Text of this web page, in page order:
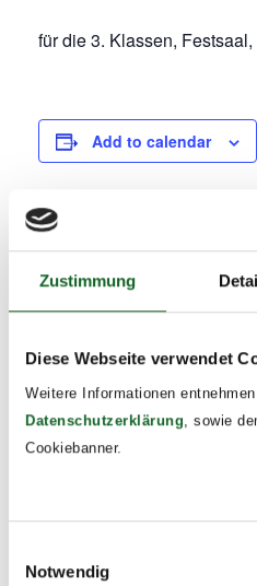
Zustimmung
Diese Webseite verwendet
Weitere Informationen
Datenschutzerklärung, sowie
Cookiebanner.
Notwendig
für die 3. Klassen, Festsaal,
Add to calendar
Date:
April 29
Time:
10:30 - 11:30
Event Tags:
2025/26